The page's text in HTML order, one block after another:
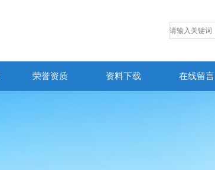
荣誉资质 资料下载 在线留言